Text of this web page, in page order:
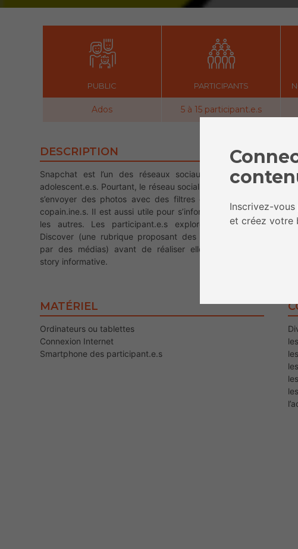
PUBLIC
Ados
PARTICIPANTS
5 à 15 participant.e.s
DESCRIPTION
Snapchat est l’un des réseaux sociaux préférés des
adolescent.e.s. Pourtant, le réseau social ne sert pas qu’à
s’envoyer des photos avec des filtres de chiens entre
copain.ine.s. Il est aussi utile pour s’informer, et informer
les autres. Les participant.e.s exploreront Snapchat
Discover (une rubrique proposant des stories publiées
par des médias) avant de réaliser elleux-mêmes une
story informative.
MATÉRIEL
Ordinateurs ou tablettes
Connexion Internet
Smartphone des participant.e.s
Inscrivez-
et créez votre